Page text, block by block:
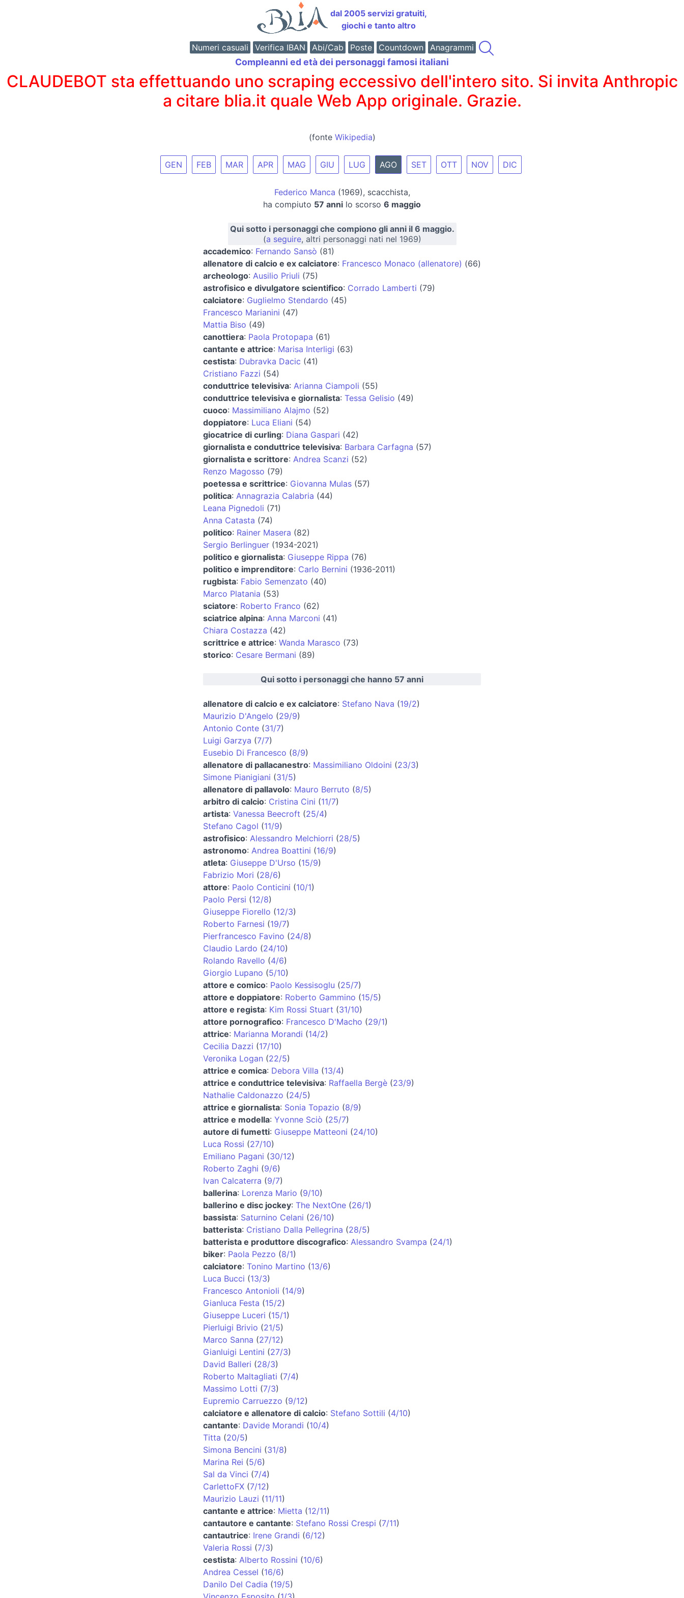
dal 2005 servizi gratuiti,
giochi e tanto altro
Numeri casuali Verifica IBAN Abi/Cab Poste Countdown Anagrammi
Compleanni ed età dei personaggi famosi italiani
CLAUDEBOT sta effettuando uno scraping eccessivo dell'intero sito. Si invita Anthropic
a citare blia.it quale Web App originale. Grazie.
(fonte Wikipedia)
GEN FEB MAR APR MAG GIU LUG AGO SET OTT NOV DIC
Federico Manca (1969), scacchista,
ha compiuto 57 anni lo scorso 6 maggio
Qui sotto i personaggi che compiono gli anni il 6 maggio.
(a seguire, altri personaggi nati nel 1969)
accademico: Fernando Sansò (81)
allenatore di calcio e ex calciatore: Francesco Monaco (allenatore) (66)
archeologo: Ausilio Priuli (75)
astrofisico e divulgatore scientifico: Corrado Lamberti (79)
calciatore: Guglielmo Stendardo (45)
Francesco Marianini (47)
Mattia Biso (49)
canottiera: Paola Protopapa (61)
cantante e attrice: Marisa Interligi (63)
cestista: Dubravka Dacic (41)
Cristiano Fazzi (54)
conduttrice televisiva: Arianna Ciampoli (55)
conduttrice televisiva e giornalista: Tessa Gelisio (49)
cuoco: Massimiliano Alajmo (52)
doppiatore: Luca Eliani (54)
giocatrice di curling: Diana Gaspari (42)
giornalista e conduttrice televisiva: Barbara Carfagna (57)
giornalista e scrittore: Andrea Scanzi (52)
Renzo Magosso (79)
poetessa e scrittrice: Giovanna Mulas (57)
politica: Annagrazia Calabria (44)
Leana Pignedoli (71)
Anna Catasta (74)
politico: Rainer Masera (82)
Sergio Berlinguer (1934-2021)
politico e giornalista: Giuseppe Rippa (76)
politico e imprenditore: Carlo Bernini (1936-2011)
rugbista: Fabio Semenzato (40)
Marco Platania (53)
sciatore: Roberto Franco (62)
sciatrice alpina: Anna Marconi (41)
Chiara Costazza (42)
scrittrice e attrice: Wanda Marasco (73)
storico: Cesare Bermani (89)
Qui sotto i personaggi che hanno 57 anni
allenatore di calcio e ex calciatore: Stefano Nava (19/2)
Maurizio D'Angelo (29/9)
Antonio Conte (31/7)
Luigi Garzya (7/7)
Eusebio Di Francesco (8/9)
allenatore di pallacanestro: Massimiliano Oldoini (23/3)
Simone Pianigiani (31/5)
allenatore di pallavolo: Mauro Berruto (8/5)
arbitro di calcio: Cristina Cini (11/7)
artista: Vanessa Beecroft (25/4)
Stefano Cagol (11/9)
astrofisico: Alessandro Melchiorri (28/5)
astronomo: Andrea Boattini (16/9)
atleta: Giuseppe D'Urso (15/9)
Fabrizio Mori (28/6)
attore: Paolo Conticini (10/1)
Paolo Persi (12/8)
Giuseppe Fiorello (12/3)
Roberto Farnesi (19/7)
Pierfrancesco Favino (24/8)
Claudio Lardo (24/10)
Rolando Ravello (4/6)
Giorgio Lupano (5/10)
attore e comico: Paolo Kessisoglu (25/7)
attore e doppiatore: Roberto Gammino (15/5)
attore e regista: Kim Rossi Stuart (31/10)
attore pornografico: Francesco D'Macho (29/1)
attrice: Marianna Morandi (14/2)
Cecilia Dazzi (17/10)
Veronika Logan (22/5)
attrice e comica: Debora Villa (13/4)
attrice e conduttrice televisiva: Raffaella Bergè (23/9)
Nathalie Caldonazzo (24/5)
attrice e giornalista: Sonia Topazio (8/9)
attrice e modella: Yvonne Sciò (25/7)
autore di fumetti: Giuseppe Matteoni (24/10)
Luca Rossi (27/10)
Emiliano Pagani (30/12)
Roberto Zaghi (9/6)
Ivan Calcaterra (9/7)
ballerina: Lorenza Mario (9/10)
ballerino e disc jockey: The NextOne (26/1)
bassista: Saturnino Celani (26/10)
batterista: Cristiano Dalla Pellegrina (28/5)
batterista e produttore discografico: Alessandro Svampa (24/1)
biker: Paola Pezzo (8/1)
calciatore: Tonino Martino (13/6)
Luca Bucci (13/3)
Francesco Antonioli (14/9)
Gianluca Festa (15/2)
Giuseppe Luceri (15/1)
Pierluigi Brivio (21/5)
Marco Sanna (27/12)
Gianluigi Lentini (27/3)
David Balleri (28/3)
Roberto Maltagliati (7/4)
Massimo Lotti (7/3)
Eupremio Carruezzo (9/12)
calciatore e allenatore di calcio: Stefano Sottili (4/10)
cantante: Davide Morandi (10/4)
Titta (20/5)
Simona Bencini (31/8)
Marina Rei (5/6)
Sal da Vinci (7/4)
CarlettoFX (7/12)
Maurizio Lauzi (11/11)
cantante e attrice: Mietta (12/11)
cantautore e cantante: Stefano Rossi Crespi (7/11)
cantautrice: Irene Grandi (6/12)
Valeria Rossi (7/3)
cestista: Alberto Rossini (10/6)
Andrea Cessel (16/6)
Danilo Del Cadia (19/5)